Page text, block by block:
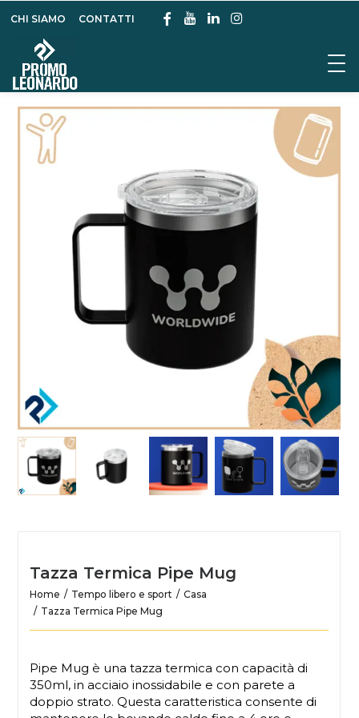
CHI SIAMO CONTATTI
Tazza Termica Pipe Mug
Home Tempo libero e sport
Casa
Tazza Termica Pipe Mug
Pipe Mug è una tazza termica con capacità di
350ml, in acciaio inossidabile e con parete a
doppio strato. Questa caratteristica consente di